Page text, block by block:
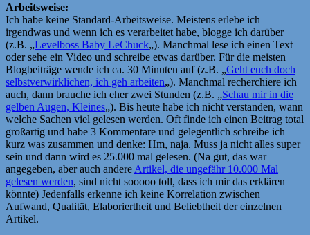
Arbeitsweise:
Ich habe keine Standard-Arbeitsweise. Meistens erlebe ich
irgendwas und wenn ich es verarbeitet habe, blogge ich darüber
(z.B. „Levelboss Baby LeChuck„). Manchmal lese ich einen Text
oder sehe ein Video und schreibe etwas darüber. Für die meisten
Blogbeiträge wende ich ca. 30 Minuten auf (z.B. „Geht euch doch
selbstverwirklichen, ich geh arbeiten„). Manchmal recherchiere ich
auch, dann brauche ich eher zwei Stunden (z.B. „Schau mir in die
gelben Augen, Kleines„). Bis heute habe ich nicht verstanden, wann
welche Sachen viel gelesen werden. Oft finde ich einen Beitrag total
großartig und habe 3 Kommentare und gelegentlich schreibe ich
kurz was zusammen und denke: Hm, naja. Muss ja nicht alles super
sein und dann wird es 25.000 mal gelesen. (Na gut, das war
angegeben, aber auch andere Artikel, die ungefähr 10.000 Mal
gelesen werden, sind nicht sooooo toll, dass ich mir das erklären
könnte) Jedenfalls erkenne ich keine Korrelation zwischen
Aufwand, Qualität, Elaboriertheit und Beliebtheit der einzelnen
Artikel.